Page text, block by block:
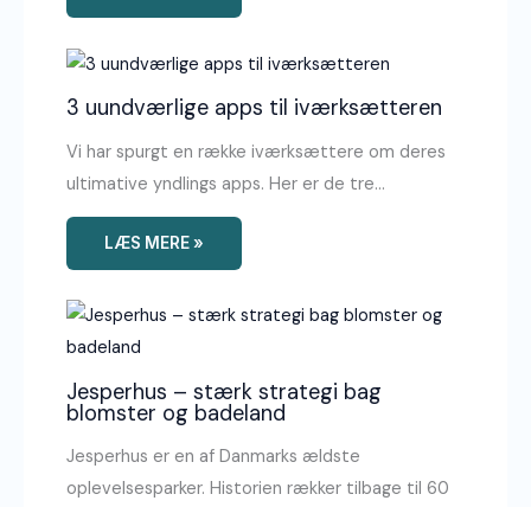
3 uundværlige apps til iværksætteren
Vi har spurgt en række iværksættere om deres
ultimative yndlings apps. Her er de tre…
LÆS MERE »
Jesperhus – stærk strategi bag
blomster og badeland
Jesperhus er en af Danmarks ældste
oplevelsesparker. Historien rækker tilbage til 60